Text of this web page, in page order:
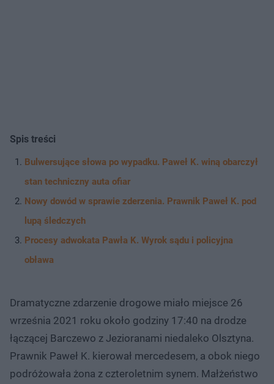
Spis treści
Bulwersujące słowa po wypadku. Paweł K. winą obarczył
stan techniczny auta ofiar
Nowy dowód w sprawie zderzenia. Prawnik Paweł K. pod
lupą śledczych
Procesy adwokata Pawła K. Wyrok sądu i policyjna
obława
Dramatyczne zdarzenie drogowe miało miejsce 26
września 2021 roku około godziny 17:40 na drodze
łączącej Barczewo z Jezioranami niedaleko Olsztyna.
Prawnik Paweł K. kierował mercedesem, a obok niego
podróżowała żona z czteroletnim synem. Małżeństwo